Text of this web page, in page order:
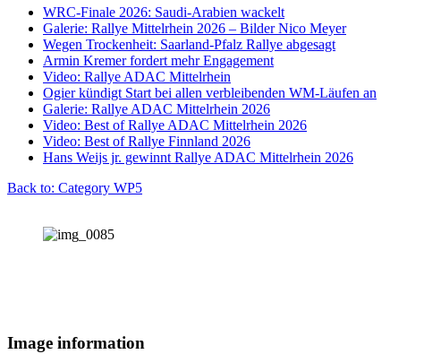
WRC-Finale 2026: Saudi-Arabien wackelt
Galerie: Rallye Mittelrhein 2026 – Bilder Nico Meyer
Wegen Trockenheit: Saarland-Pfalz Rallye abgesagt
Armin Kremer fordert mehr Engagement
Video: Rallye ADAC Mittelrhein
Ogier kündigt Start bei allen verbleibenden WM-Läufen an
Galerie: Rallye ADAC Mittelrhein 2026
Video: Best of Rallye ADAC Mittelrhein 2026
Video: Best of Rallye Finnland 2026
Hans Weijs jr. gewinnt Rallye ADAC Mittelrhein 2026
Back to: Category WP5
Image information